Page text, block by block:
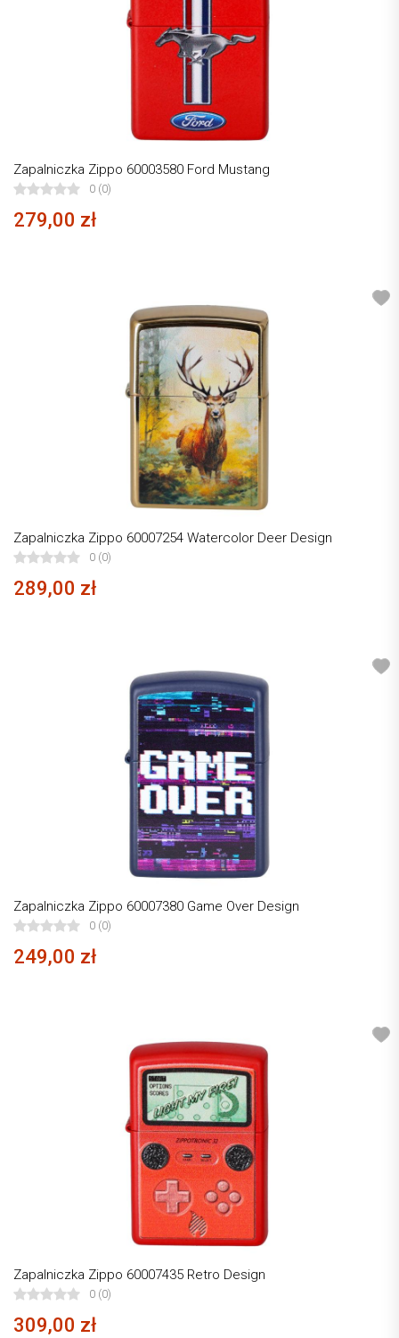
Zapalniczka Zippo 60003580 Ford Mustang
0 (0)
279,00 zł
Zapalniczka Zippo 60007254 Watercolor Deer Design
0 (0)
289,00 zł
Zapalniczka Zippo 60007380 Game Over Design
0 (0)
249,00 zł
Zapalniczka Zippo 60007435 Retro Design
0 (0)
309,00 zł